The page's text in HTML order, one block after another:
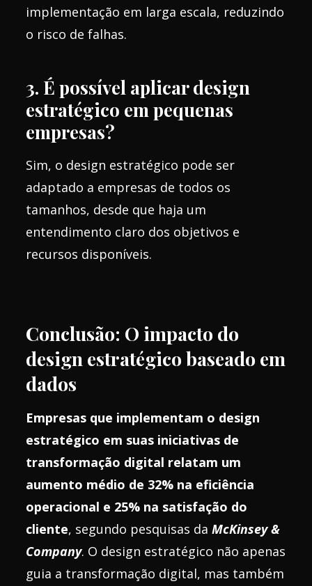
implementação em larga escala, reduzindo
o risco de falhas.
3. É possível aplicar design
estratégico em pequenas
empresas?
Sim, o design estratégico pode ser
adaptado a empresas de todos os
tamanhos, desde que haja um
entendimento claro dos objetivos e
recursos disponíveis.
Conclusão: O impacto do
design estratégico baseado em
dados
Empresas que implementam o design
estratégico em suas iniciativas de
transformação digital relatam um
aumento médio de 32% na eficiência
operacional e 25% na satisfação do
cliente, segundo pesquisas da McKinsey &
Company. O design estratégico não apenas
guia a transformação digital, mas também